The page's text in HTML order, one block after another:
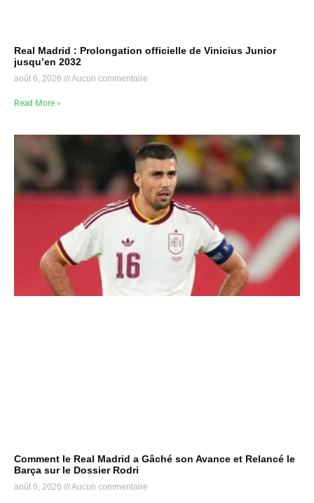
Real Madrid : Prolongation officielle de Vinicius Junior
jusqu’en 2032
août 6, 2026 Aucun commentaire
Read More »
Comment le Real Madrid a Gâché son Avance et Relancé le
Barça sur le Dossier Rodri
août 6, 2026 Aucun commentaire